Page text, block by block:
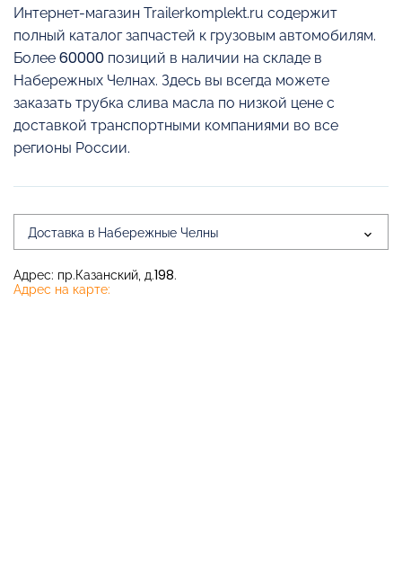
Интернет-магазин Trailerkomplekt.ru содержит
полный каталог запчастей к грузовым автомобилям.
Более 60000 позиций в наличии на складе в
Набережных Челнах. Здесь вы всегда можете
заказать трубка слива масла по низкой цене с
доставкой транспортными компаниями во все
регионы России.
Доставка в Набережные Челны
Адрес: пр.Казанский, д.198.
Адрес на карте: